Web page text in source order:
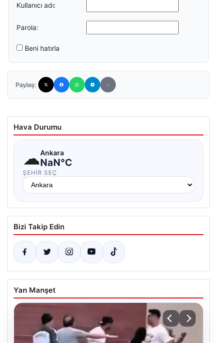
Kullanıcı adı:
Parola:
Beni hatırla
Paylaş:
Hava Durumu
☁Ankara
NaN°C
ŞEHIR SEÇ
Bizi Takip Edin
Yan Manşet